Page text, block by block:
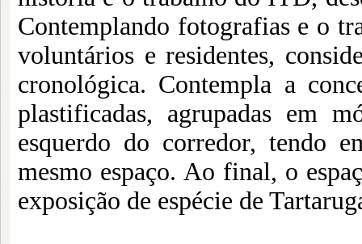
Contemplando fotografias e o
voluntários e residentes,
cronológica. Contempla a
plastificadas, agrupadas em
esquerdo do corredor, tendo
mesmo espaço. Ao final, o
exposição de espécie de